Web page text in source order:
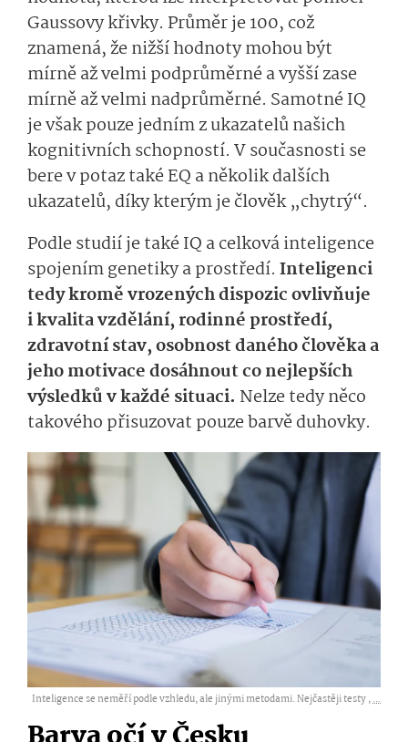
Gaussovy křivky. Průměr je 100, což
znamená, že nižší hodnoty mohou být
mírně až velmi podprůměrné a vyšší zase
mírně až velmi nadprůměrné. Samotné IQ
je však pouze jedním z ukazatelů našich
kognitivních schopností. V současnosti se
bere v potaz také EQ a několik dalších
ukazatelů, díky kterým je člověk „chytrý“.
Podle studií je také IQ a celková inteligence
spojením genetiky a prostředí. Inteligenci
tedy kromě vrozených dispozic ovlivňuje
i kvalita vzdělání, rodinné prostředí,
zdravotní stav, osobnost daného člověka a
jeho motivace dosáhnout co nejlepších
výsledků v každé situaci. Nelze tedy něco
takového přisuzovat pouze barvě duhovky.
Inteligence se neměří podle vzhledu, ale jinými metodami. Nejčastěji testy ,...